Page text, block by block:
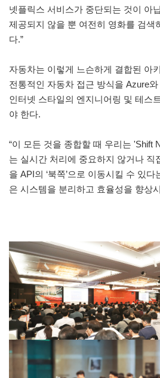
넷플릭스 서비스가 중단되는 것이 아
제공되지 않을 뿐 여전히 영화를 검색
다.”
자동차는 이렇게 느슨하게 결합된 아
전통적인 자동차 접근 방식을 Azure
인터넷 스타일의 엔지니어링 및 테스
야 한다.
“이 모든 것을 종합할 때 우리는 'Shift
는 실시간 처리에 중요하지 않거나 직
을 API의 ‘북쪽’으로 이동시킬 수 있
은 시스템을 분리하고 효율성을 향상